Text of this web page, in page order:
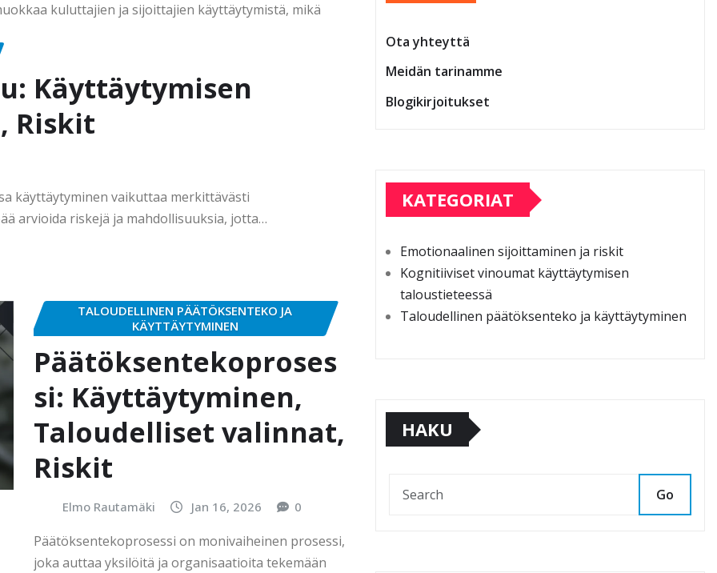
kuluttajien ja sijoittajien käyttäytymistä, mikä
Käyttäytymisen
Riskit
käyttäytyminen vaikuttaa merkittävästi
arvioida riskejä ja mahdollisuuksia, jotta…
TALOUDELLINEN PÄÄTÖKSENTEKO JA
KÄYTTÄYTYMINEN
Päätöksentekoproses
si: Käyttäytyminen,
Taloudelliset valinnat,
Riskit
Elmo Rautamäki Jan 16, 2026 0
Päätöksentekoprosessi on monivaiheinen prosessi,
joka auttaa yksilöitä ja organisaatioita tekemään
Ota yhteyttä
Meidän tarinamme
Blogikirjoitukset
KATEGORIAT
Emotionaalinen sijoittaminen ja riskit
Kognitiiviset vinoumat käyttäytymisen
taloustieteessä
Taloudellinen päätöksenteko ja käyttäytyminen
HAKU
Go